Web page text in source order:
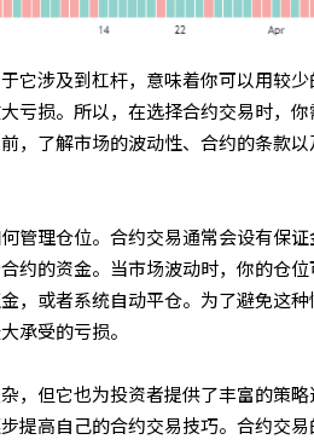
它涉及到杠杆，意味着你可以用较
亏损。所以，在选择合约交易时，
，了解市场的波动性、合约的条款
管理仓位。合约交易通常会设有保
约的资金。当市场波动时，你的仓
，或者系统自动平仓。为了避免这
承受的亏损。
，但它也为投资者提供了丰富的策
提高自己的合约交易技巧。合约交